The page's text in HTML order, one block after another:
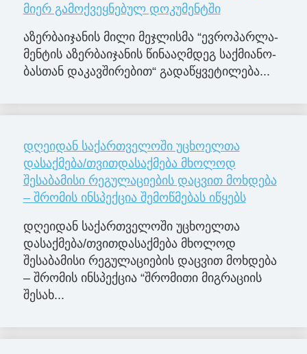
მიერ გამოქვეყნებულ დოკუმენტში
აზერ­ბა­ი­ჯა­ნის მილი მე­ჯლის­მა “ევ­რო­პარ­ლა­
მენ­ტის აზერ­ბა­ი­ჯა­ნის წი­ნა­აღ­მდეგ საქ­მი­ა­ნო­
ბას­თან და­კავ­ში­რე­ბით“ გა­და­წყვე­ტი­ლე­ბა...
დღეიდან საქართველოში უცხოელთა
დასაქმება/თვითდასაქმება მხოლოდ
შესაბამისი რეგულაციების დაცვით მოხდება
– შრომის ინსპექცია შემოწმებას იწყებს
დღეიდან საქართველოში უცხოელთა
დასაქმება/თვითდასაქმება მხოლოდ
შესაბამისი რეგულაციების დაცვით მოხდება
– შრომის ინსპექცია “შრომითი მიგრაციის
შესახ...